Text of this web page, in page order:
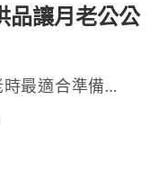
品讓月老公公
時最適合準備…